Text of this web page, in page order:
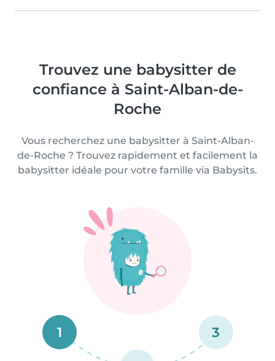
Trouvez une babysitter de
confiance à Saint-Alban-de-
Roche
Vous recherchez une babysitter à Saint-Alban-
de-Roche ? Trouvez rapidement et facilement la
babysitter idéale pour votre famille via Babysits.
1 3